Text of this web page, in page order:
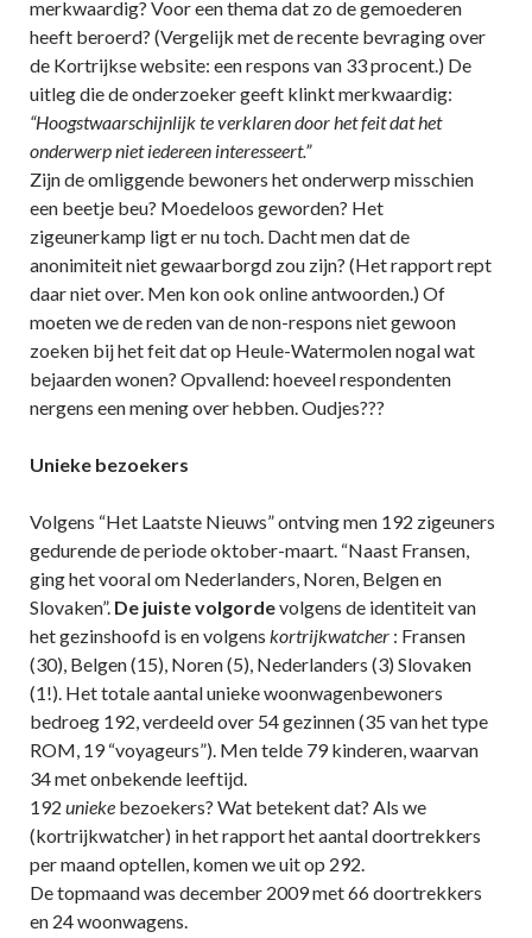
merkwaardig? Voor een thema dat zo de gemoederen
heeft beroerd? (Vergelijk met de recente bevraging over
de Kortrijkse website: een respons van 33 procent.) De
uitleg die de onderzoeker geeft klinkt merkwaardig:
“Hoogstwaarschijnlijk te verklaren door het feit dat het
onderwerp niet iedereen interesseert.”
Zijn de omliggende bewoners het onderwerp misschien
een beetje beu? Moedeloos geworden? Het
zigeunerkamp ligt er nu toch. Dacht men dat de
anonimiteit niet gewaarborgd zou zijn? (Het rapport rept
daar niet over. Men kon ook online antwoorden.) Of
moeten we de reden van de non-respons niet gewoon
zoeken bij het feit dat op Heule-Watermolen nogal wat
bejaarden wonen? Opvallend: hoeveel respondenten
nergens een mening over hebben. Oudjes???
Unieke bezoekers
Volgens “Het Laatste Nieuws” ontving men 192 zigeuners
gedurende de periode oktober-maart. “Naast Fransen,
ging het vooral om Nederlanders, Noren, Belgen en
Slovaken”. De juiste volgordevolgens de identiteit van
het gezinshoofd is en volgens kortrijkwatcher : Fransen
(30), Belgen (15), Noren (5), Nederlanders (3) Slovaken
(1!). Het totale aantal unieke woonwagenbewoners
bedroeg 192, verdeeld over 54 gezinnen (35 van het type
ROM, 19 “voyageurs”). Men telde 79 kinderen, waarvan
34 met onbekende leeftijd.
192 unieke bezoekers? Wat betekent dat? Als we
(kortrijkwatcher) in het rapport het aantal doortrekkers
per maand optellen, komen we uit op 292.
De topmaand was december 2009 met 66 doortrekkers
en 24 woonwagens.